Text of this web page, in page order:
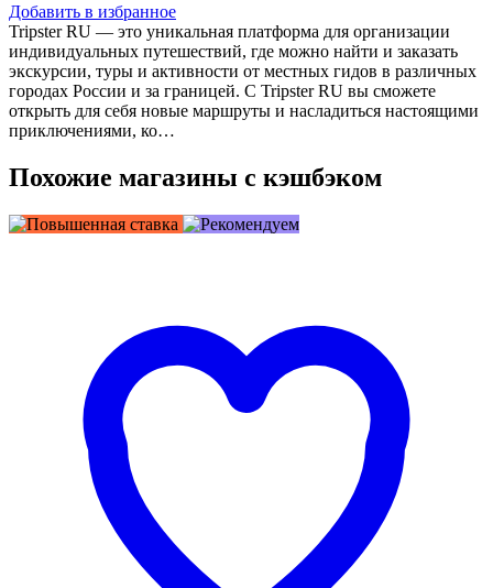
Добавить в избранное
Tripster RU — это уникальная платформа для организации
индивидуальных путешествий, где можно найти и заказать
экскурсии, туры и активности от местных гидов в различных
городах России и за границей. С Tripster RU вы сможете
открыть для себя новые маршруты и насладиться настоящими
приключениями, ко…
Похожие магазины с кэшбэком